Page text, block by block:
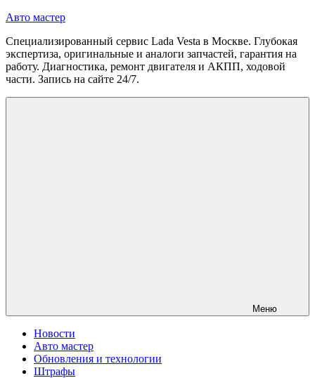
Перейти
содержимому
Авто мастер
Специализированный сервис Lada Vesta в Москве. Глубокая
экспертиза, оригинальные и аналоги запчастей, гарантия на
работу. Диагностика, ремонт двигателя и АКПП, ходовой
части. Запись на сайте 24/7.
Меню
Новости
Авто мастер
Обновления и технологии
Штрафы